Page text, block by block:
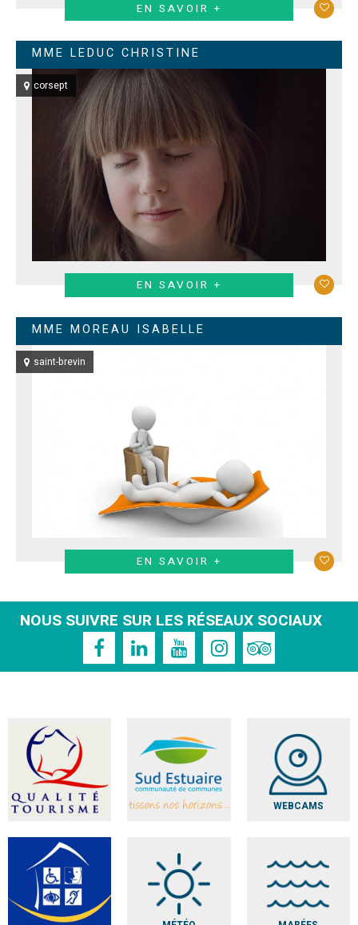
EN SAVOIR +
MME LEDUC CHRISTINE
corsept
EN SAVOIR +
MME MOREAU ISABELLE
saint-brevin
EN SAVOIR +
NOUS SUIVRE SUR LES RÉSEAUX SOCIAUX
WEBCAMS